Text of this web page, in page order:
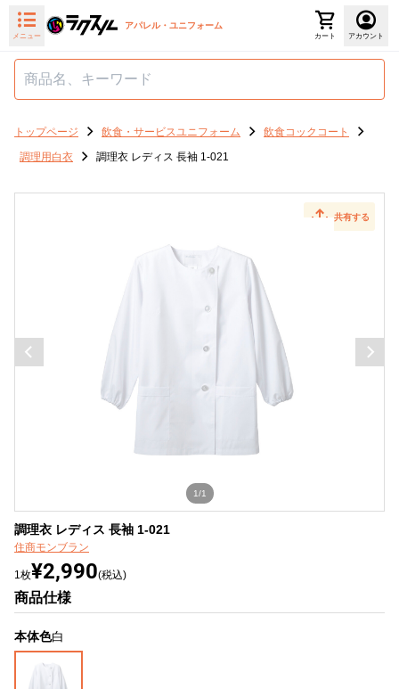
メニュー
アパレル・ユニフォーム
カート アカウント
トップページ 飲食・サービスユニフォーム
飲食コックコート
調理用白衣
調理衣 レディス 長袖 1-021
共有する
1/1
調理衣 レディス 長袖 1-021
住商モンブラン
1枚¥2,990(税込)
商品仕様
本体色白